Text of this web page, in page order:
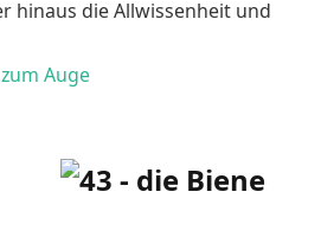
hinaus die Allwissenheit und
Auge